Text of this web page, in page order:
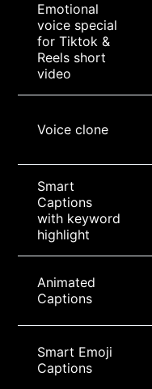
Emotional
voice special
for Tiktok &
Reels short
video
Voice clone
Smart
Captions
with keyword
highlight
Animated
Captions
Smart Emoji
Captions